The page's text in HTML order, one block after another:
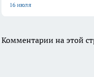
16 июля
Комментарии на этой